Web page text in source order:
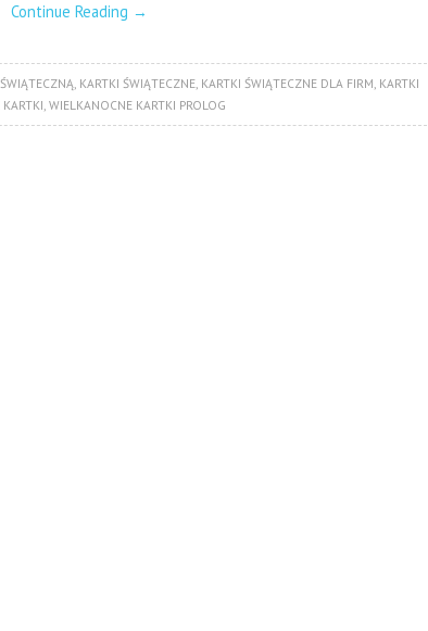
Continue Reading →
, KARTKI ŚWIĄTECZNE, KARTKI ŚWIĄTECZNE DLA FIRM, KARTKI
, WIELKANOCNE KARTKI PROLOG